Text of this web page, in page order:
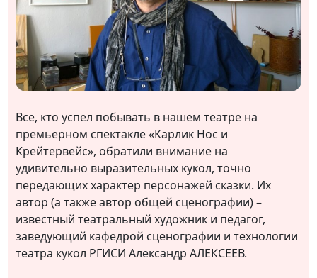
Все, кто успел побывать в нашем театре на
премьерном спектакле «Карлик Нос и
Крейтервейс», обратили внимание на
удивительно выразительных кукол, точно
передающих характер персонажей сказки. Их
автор (а также автор общей сценографии) –
известный театральный художник и педагог,
заведующий кафедрой сценографии и технологии
театра кукол РГИСИ Александр АЛЕКСЕЕВ.